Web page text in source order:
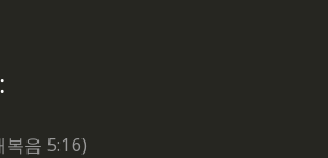
음 5:16)